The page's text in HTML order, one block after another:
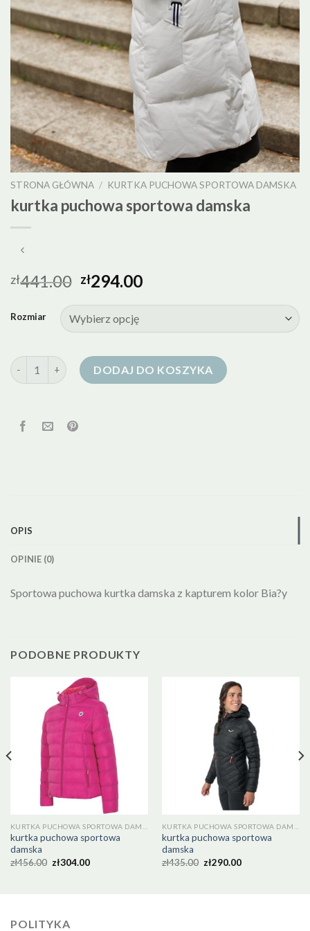
STRONA GŁÓWNA / KURTKA PUCHOWA SPORTOWA DAMSKA
kurtka puchowa sportowa damska
zł441.00 zł294.00
Rozmiar
ilość kurtka puchowa sportowa damska
DODAJ DO KOSZYKA
OPIS
OPINIE (0)
Sportowa puchowa kurtka damska z kapturem kolor Bia?y
PODOBNE PRODUKTY
kurtka puchowa sportowa
damska
zł456.00 zł304.00
kurtka puchowa sportowa
damska
zł435.00 zł290.00
POLITYKA